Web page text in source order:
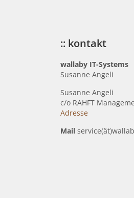
:: kontakt
wallaby IT-Systems
Susanne Angeli
Susanne Angeli
c/o RAHFT
Adresse
Mail